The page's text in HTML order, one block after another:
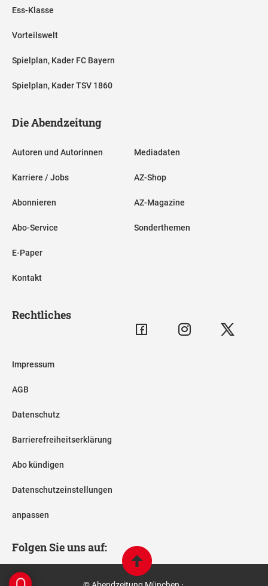
Ess-Klasse
Vorteilswelt
Spielplan, Kader FC Bayern
Spielplan, Kader TSV 1860
Die Abendzeitung
Autoren und Autorinnen
Karriere / Jobs
Abonnieren
Abo-Service
E-Paper
Kontakt
Mediadaten
AZ-Shop
AZ-Magazine
Sonderthemen
Rechtliches
Impressum
AGB
Datenschutz
Barrierefreiheitserklärung
Abo kündigen
Datenschutzeinstellungen
anpassen
Folgen Sie uns auf: